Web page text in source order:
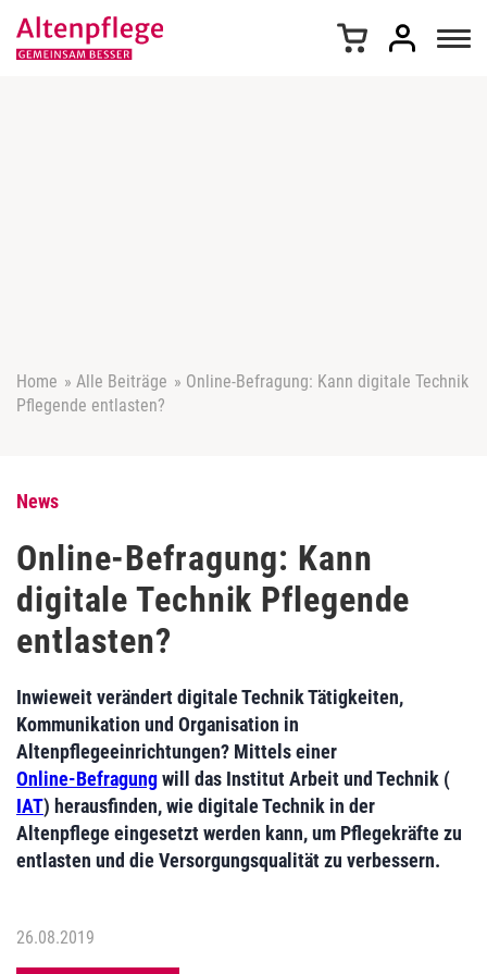
Home » Alle Beiträge » Online-Befragung: Kann digitale Technik
Pflegende entlasten?
News
Online-Befragung: Kann
digitale Technik Pflegende
entlasten?
Inwieweit verändert digitale Technik Tätigkeiten,
Kommunikation und Organisation in
Altenpflegeeinrichtungen? Mittels einer
Online-Befragungwill das Institut Arbeit und Technik (
IAT) herausfinden, wie digitale Technik in der
Altenpflege eingesetzt werden kann, um Pflegekräfte zu
entlasten und die Versorgungsqualität zu verbessern.
26.08.2019